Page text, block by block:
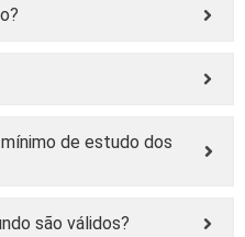
de estudo dos
são válidos?